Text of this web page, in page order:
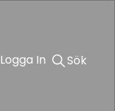
Logga In Sök